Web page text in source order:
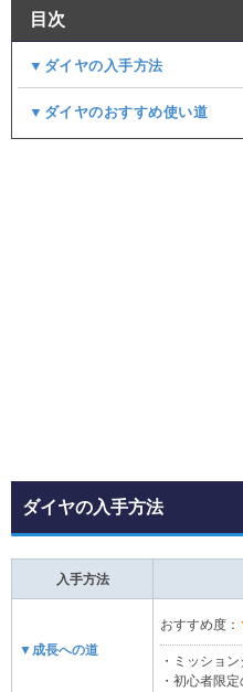
目次
▼ダイヤの入手方法
▼ダイヤのおすすめ使い道
ダイヤの入手方法
入手方法
▼成長への道
おすすめ度：
・ミッショ
・初心者限